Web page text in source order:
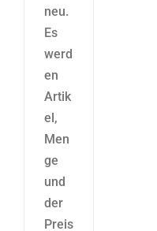
neu.
Es
werd
en
Artik
el,
Men
ge
und
der
Preis